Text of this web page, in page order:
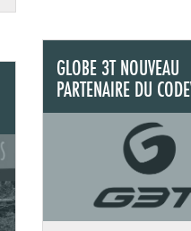
GLOBE 3T NOUVEAU
PARTENAIRE DU